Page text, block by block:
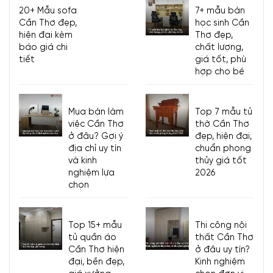
Tủ đầu giường tiếng Anh là gì? Giải đáp từ chuyên gia của Nội
thất Viva.
2. Công dụng của tủ đầu
2.1. Tủ đầu giường trang trí phòng ngủ
Tủ kệ đầu giường thể hiện gu thẩm mỹ cá nhân. Lựa chọn mẫu tab
đầu giường đẹp còn giúp tăng thêm vẻ đẹp ở không gian căn phòng.
Mang đến không gian phòng ngủ cảm giác ấm cúng, thoải mái cho
phòng ngủ của gia đình.
Không gian phòng ngủ sẽ mất đi sự hoàn hảo khi thiếu đi nó. Dù rằng
có thể có tủ đầu giường hoặc không. Nhưng hẳn sẽ là thiếu sót nếu
chú trọng đến thiết kế nội thất phòng ngủ, mà bỏ qua vật dụng trang
trí này.
Các mẫu tủ đầu giường đẹp có thiết kế trang nhã, đa dạng kiểu dáng,
20+ Mẫu sofa
Cần Thơ đẹp,
hiện đại kèm
báo giá chi
tiết
7+ mẫu bàn
học sinh Cần
Thơ đẹp,
chất lượng,
giá tốt, phù
hợp cho bé
Mua bàn làm
việc Cần Thơ
ở đâu? Gợi ý
địa chỉ uy tín
và kinh
nghiệm lựa
chọn
Top 7 mẫu tủ
thờ Cần Thơ
đẹp, hiện đại,
chuẩn phong
thủy giá tốt
2026
Top 15+ mẫu
tủ quần áo
Cần Thơ hiện
đại, bền đẹp,
Thi công nội
thất Cần Thơ
ở đâu uy tín?
Kinh nghiệm